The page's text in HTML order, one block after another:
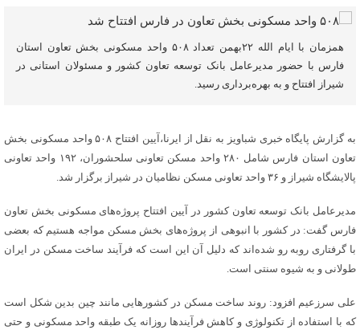
همزمان با ایام الله ۲۲بهمن تعداد ۵۰۸ واحد مسکونی بخش تعاون استان
فارس با حضور مدیرعامل بانک توسعه تعاون کشور و مسئولان استانی در
شیراز افتتاح و به بهره‌برداری رسید.
به گزارش پایگاه خبری شباویز به نقل از ایرنا،آیین افتتاح ۵۰۸ واحد مسکونی بخش
تعاون استان فارس شامل ۲۸۰ واحد مسکن تعاونی سلحشوران، ۱۹۲ واحد تعاونی
پالایشگاه شیراز و ۳۶ واحد تعاونی مسکن نظامیان در شیراز برگزار شد.
مدیرعامل بانک توسعه تعاون کشور در آیین افتتاح پروژه‌های مسکونی بخش تعاون
فارس گفت: در کشور با انبوهی از پروژه‌های بخش مسکن مواجه هستیم که بعضی
با گرفتاری روبه رو شده‌اند که دلیل آن این است که فرآیند ساخت مسکن در ایران
طولانی و به شیوه سنتی است.
علی سرزعیم افزود: روند ساخت مسکن در کشورهایی مانند چین بدین شکل است
که با استفاده از تکنولوژی و کاهش فرآیندها روزانه یک طبقه واحد مسکونی و حتی